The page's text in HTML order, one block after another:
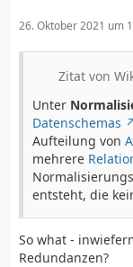
26. Oktober 2021 um
Zitat von
Unter
Datenschemas
Aufteilung von
mehrere
entsteht, die
So what -
Redundanzen?